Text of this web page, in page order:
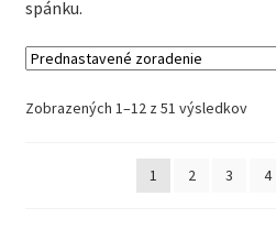
spánku.
Zobrazených 1–12 z 51 výsledkov
1 2 3 4